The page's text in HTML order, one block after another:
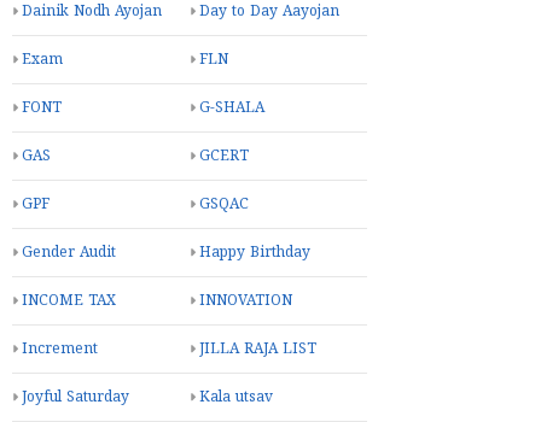
Dainik Nodh Ayojan Day to Day Aayojan
Exam FLN
FONT G-SHALA
GAS GCERT
GPF GSQAC
Gender Audit Happy Birthday
INCOME TAX INNOVATION
Increment JILLA RAJA LIST
Joyful Saturday Kala utsav